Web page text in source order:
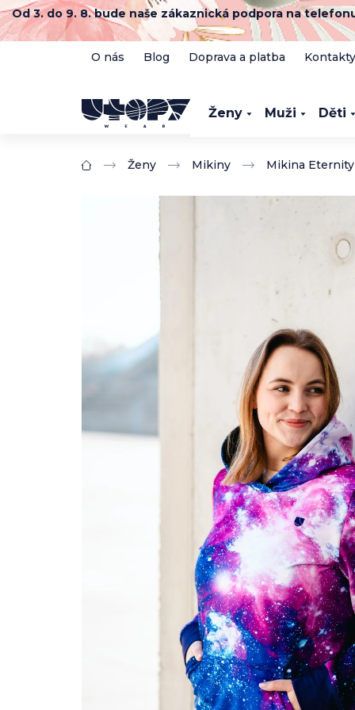
Přejít
na
obsah
Od 3. do 9. 8. bude naše zákaznická podpora na
O nás Blog Doprava a platba Kontakty
Ženy Muži Děti
Domů Ženy Mikiny Mikina